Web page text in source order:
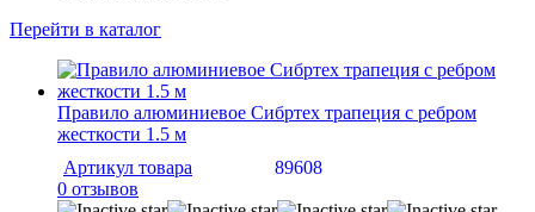
Перейти в каталог
Правило алюминиевое Сибртех трапеция с ребром
жесткости 1.5 м
Артикул товара
89608
0 отзывов